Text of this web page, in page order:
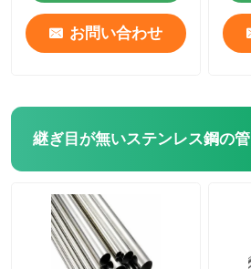
お問い合わせ
継ぎ目が無いステンレス鋼の管